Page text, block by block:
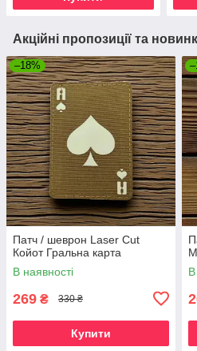
Акційні пропозиції та
–18%
Патч / шеврон Laser Cut
Койот Гральна карта
В наявності
269 ₴ 330 ₴
Купити
В